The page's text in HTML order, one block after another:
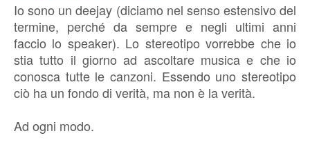
Io sono un deejay (diciamo nel senso estensivo del
termine, perché da sempre e negli ultimi anni
faccio lo speaker). Lo stereotipo vorrebbe che io
stia tutto il giorno ad ascoltare musica e che io
conosca tutte le canzoni. Essendo uno stereotipo
ciò ha un fondo di verità, ma non è la verità.
Ad ogni modo.